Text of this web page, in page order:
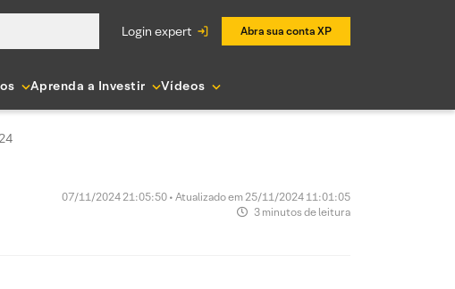
login expert Abra sua conta XP
Aprenda a Investir Vídeos
07/11/2024 21:05:50 • Atualizado em 25/11/2024 11:01:05
3 minutos de leitura